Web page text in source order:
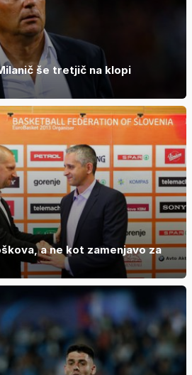
še tretjič na klopi
a ne kot zamenjavo za